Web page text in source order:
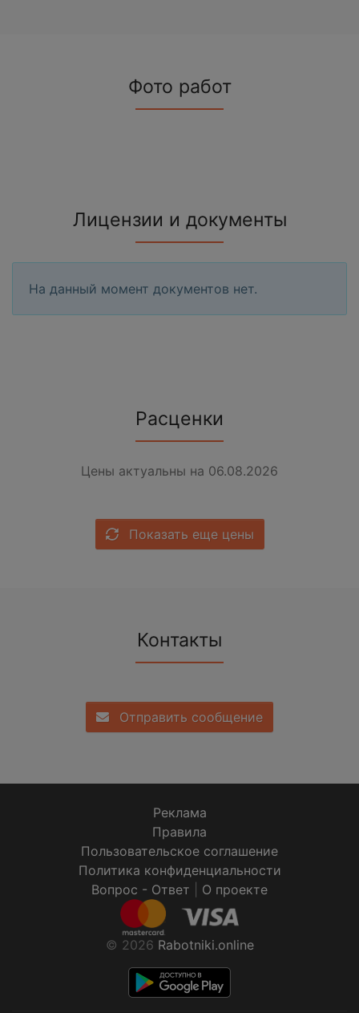
Фото работ
Лицензии и документы
На данный момент документов нет.
Расценки
Цены актуальны на 06.08.2026
Показать еще цены
Контакты
Отправить сообщение
Реклама
Правила
Пользовательское соглашение
Политика конфиденциальности
Вопрос - Ответ
О проекте
© 2026 Rabotniki.online